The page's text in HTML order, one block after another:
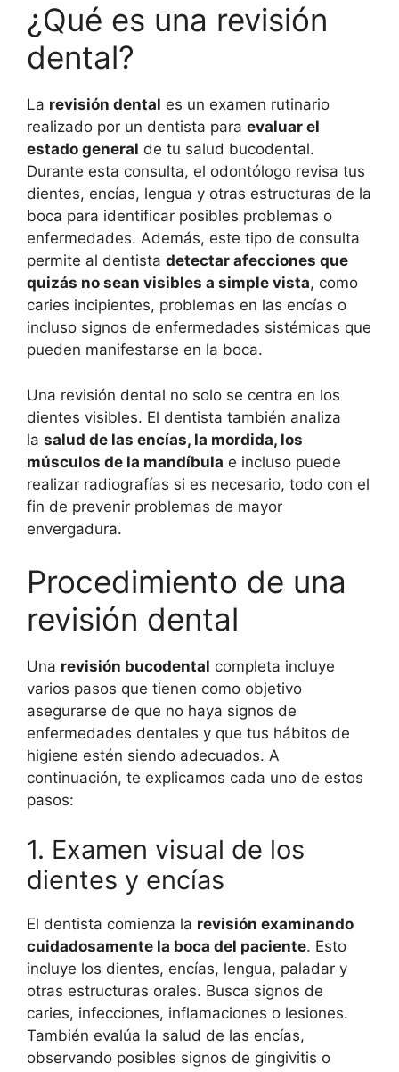
¿Qué es una revisión
dental?
La revisión dental es un examen rutinario
realizado por un dentista para evaluar el
estado general de tu salud bucodental.
Durante esta consulta, el odontólogo revisa tus
dientes, encías, lengua y otras estructuras de la
boca para identificar posibles problemas o
enfermedades. Además, este tipo de consulta
permite al dentista detectar afecciones que
quizás no sean visibles a simple vista, como
caries incipientes, problemas en las encías o
incluso signos de enfermedades sistémicas que
pueden manifestarse en la boca.
Una revisión dental no solo se centra en los
dientes visibles. El dentista también analiza
la salud de las encías, la mordida, los
músculos de la mandíbula e incluso puede
realizar radiografías si es necesario, todo con el
fin de prevenir problemas de mayor
envergadura.
Procedimiento de una
revisión dental
Una revisión bucodental completa incluye
varios pasos que tienen como objetivo
asegurarse de que no haya signos de
enfermedades dentales y que tus hábitos de
higiene estén siendo adecuados. A
continuación, te explicamos cada uno de estos
pasos:
1. Examen visual de los
dientes y encías
El dentista comienza la revisión examinando
cuidadosamente la boca del paciente. Esto
incluye los dientes, encías, lengua, paladar y
otras estructuras orales. Busca signos de
caries, infecciones, inflamaciones o lesiones.
También evalúa la salud de las encías,
observando posibles signos de gingivitis o